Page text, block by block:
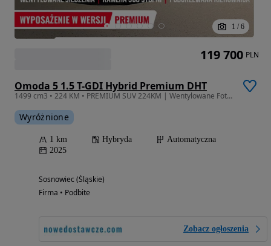
1 / 6
Omoda 5 1.5 T-GDI Hybrid Premium DHT
1499 cm3 • 224 KM • PREMIUM SUV 224KM | Wentylowane Fotele | Kamera 360 | Okno Dachowe
Wyróżnione
1 km Hybryda
Automatyczna
2025
Sosnowiec (Śląskie)
Firma • Podbite
Zobacz ogłoszenia
119 700 PLN